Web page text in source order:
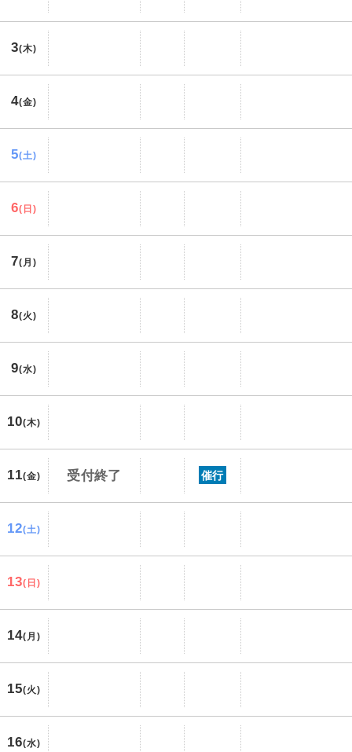
3(木)
4(金)
5(土)
6(日)
7(月)
8(火)
9(水)
10(木)
11(金) 受付終了 催行
12(土)
13(日)
14(月)
15(火)
16(水)